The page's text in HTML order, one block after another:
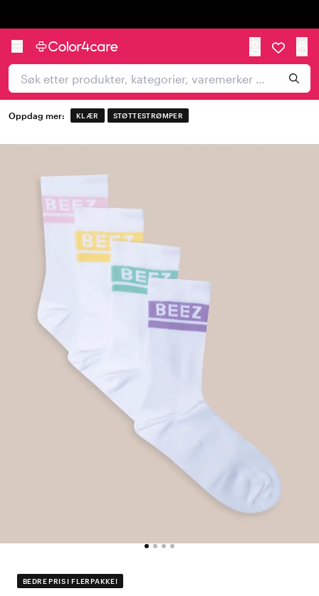
Oppdag mer: KLÆR STØTTESTRØMPER
BEDRE PRIS I FLERPAKKE!